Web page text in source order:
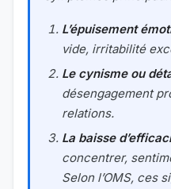
L’épuisement
vide, irritabilité
Le cynisme ou
désengagement
relations.
La baisse
concentrer,
Selon l’OMS, ces